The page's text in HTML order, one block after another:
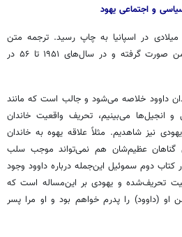
و اجتماعی یهود
میشنا نخستین‌بار در سال ۱۴۸۵ میلادی در اسپانیا به چاپ رسید. ترجمه متن
کامل آن به انگلیسی توسط بلاکمن صورت گرفته و در سال‌های ۱۹۵۱ تا ۵۶ در
داوود خلاصه می‌شود و جالب است که مانند
می‌بینیم، تحریف واقعیت خاندان
نیز شاهدیم. مثلاً علاقه یهوه به خاندان
عظیم‌شان هم نمی‌تواند موجب سلب
دوم سموئیل این‌جمله درباره داوود وجود
تحریف‌شده و یهودی بر این‌مساله است که
(داوود) را پدرم خواهم بود و او مرا پسر